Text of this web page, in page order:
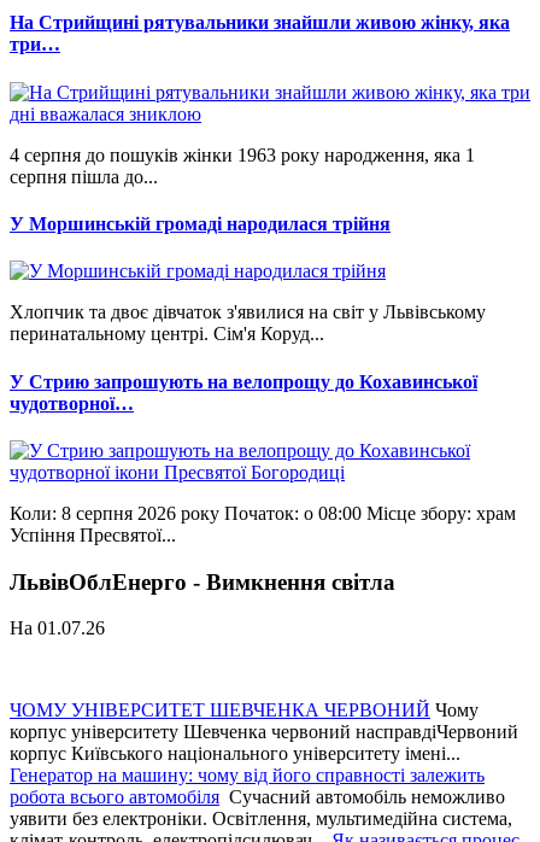
На Стрийщині рятувальники знайшли живою жінку, яка
три…
4 серпня до пошуків жінки 1963 року народження, яка 1
серпня пішла до...
У Моршинській громаді народилася трійня
Хлопчик та двоє дівчаток з'явилися на світ у Львівському
перинатальному центрі. Сім'я Коруд...
У Стрию запрошують на велопрощу до Кохавинської
чудотворної…
Коли: 8 серпня 2026 року Початок: о 08:00 Місце збору: храм
Успіння Пресвятої...
ЛьвівОблЕнерго - Вимкнення світла
На 01.07.26
ЧОМУ УНІВЕРСИТЕТ ШЕВЧЕНКА ЧЕРВОНИЙ Чому
корпус університету Шевченка червоний насправдіЧервоний
корпус Київського національного університету імені...
Генератор на машину: чому від його справності залежить
робота всього автомобіля Сучасний автомобіль неможливо
уявити без електроніки. Освітлення, мультимедійна система,